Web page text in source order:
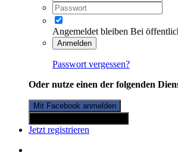
Angemeldet bleiben Bei
Anmelden
Passwort vergessen?
Oder nutze einen der folgenden
Mit Facebook anmelden
Jetzt registrieren